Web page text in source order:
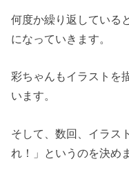
何度か繰り返している
になっていきます。
彩ちゃんもイラストを
います。
そして、数回、イラス
れ！」というのを決め